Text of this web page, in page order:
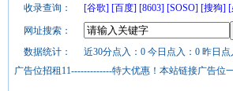
收录查询： [谷歌] [百度] [8603] [SOSO] [搜狗]
网址搜索：
数据统计：
近30分点入：0 今日点入：0 昨日
广告位招租11-------------特大优惠！本站链接广告位